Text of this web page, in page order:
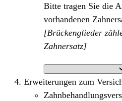
Bitte tragen Sie die
vorhandenen
[Brückenglieder
Zahnersatz]
Erweiterungen zum